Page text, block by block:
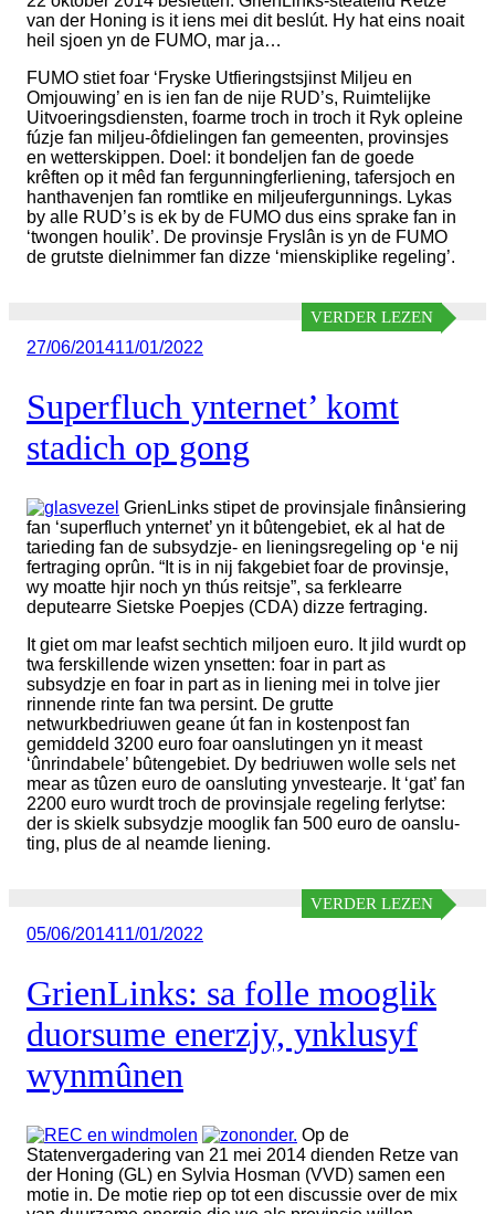
van der Honing is it iens mei dit beslút. Hy hat eins noait
heil sjoen yn de FUMO, mar ja…
FUMO stiet foar ‘Fryske Utfieringstsjinst Miljeu en
Omjouwing’ en is ien fan de nije RUD’s, Ruimtelijke
Uitvoeringsdiensten, foarme troch in troch it Ryk opleine
fúzje fan miljeu-ôfdielingen fan gemeenten, provinsjes
en wetterskippen. Doel: it bondeljen fan de goede
krêften op it mêd fan fergunningferliening, tafersjoch en
hanthavenjen fan romtlike en miljeufergunnings. Lykas
by alle RUD’s is ek by de FUMO dus eins sprake fan in
‘twongen houlik’. De provinsje Fryslân is yn de FUMO
de grutste dielnimmer fan dizze ‘mienskiplike regeling’.
VERDER LEZEN
Geplaatst
27/06/201411/01/2022
Superfluch ynternet’ komt
stadich op gong
GrienLinks stipet de provinsjale finânsiering
fan ‘superfluch ynternet’ yn it bûtengebiet, ek al hat de
tarieding fan de subsydzje- en lieningsregeling op ‘e nij
fertraging oprûn. “It is in nij fakgebiet foar de provinsje,
wy moatte hjir noch yn thús reitsje”, sa ferklearre
deputearre Sietske Poepjes (CDA) dizze fertraging.
It giet om mar leafst sechtich miljoen euro. It jild wurdt op
twa ferskillende wizen ynsetten: foar in part as
subsydzje en foar in part as in liening mei in tolve jier
rinnende rinte fan twa persint. De grutte
netwurkbedriuwen geane út fan in kostenpost fan
gemiddeld 3200 euro foar oanslutingen yn it meast
‘ûnrindabele’ bûtengebiet. Dy bedriuwen wolle sels net
mear as tûzen euro de oansluting ynvestearje. It ‘gat’ fan
2200 euro wurdt troch de provinsjale regeling ferlytse:
der is skielk subsydzje mooglik fan 500 euro de oanslu-
ting, plus de al neamde liening.
VERDER LEZEN
Geplaatst
05/06/201411/01/2022
GrienLinks: sa folle mooglik
duorsume enerzjy, ynklusyf
wynmûnen
Op de
Statenvergadering van 21 mei 2014 dienden Retze van
der Honing (GL) en Sylvia Hosman (VVD) samen een
motie in. De motie riep op tot een discussie over de mix